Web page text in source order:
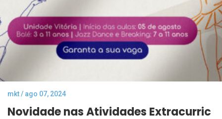
mkt / ago 07, 2024
Novidade nas Atividades Extracurric